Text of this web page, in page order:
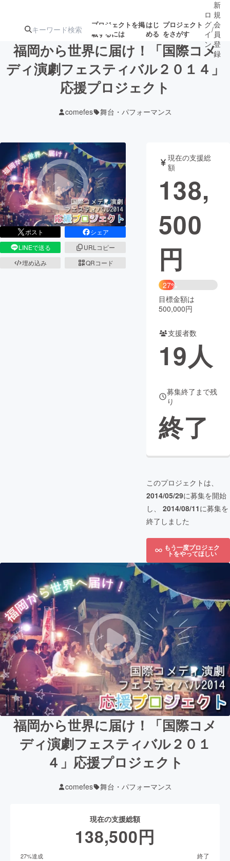
プロジェクトを掲
載するには
はじ
める
プロジェクト
をさがす
注目のリ 注目の新着プロ募集終了が近いプ
テクノロジー・ガジェット
映像・映画 書籍・雑誌
ビジネス・起業 チャレンジ
まちづくり・地域活性化
CAMPFIRE Creation
コミュニティ
ロ
グ
イ
ン
/
新
規
会
員
登
録
福岡から世界に届け！「国際コメ
ディ演劇フェスティバル２０１４」
応援プロジェクト
comefes 舞台・パフォーマンス
ポスト
シェア
LINEで送る
URLコピー
埋め込み
QRコード
現在の支援総
額
138,
500
円
27%
目標金額は
500,000円
支援者数
19人
募集終了まで残
り
終了
このプロジェクトは、
2014/05/29に募集を開始
し、 2014/08/11に募集を
終了しました
もう一度プロジェク
トをやってほしい
福岡から世界に届け！「国際コメ
ディ演劇フェスティバル２０１
４」応援プロジェクト
comefes 舞台・パフォーマンス
現在の支援総額
138,500円
27%達成 終了